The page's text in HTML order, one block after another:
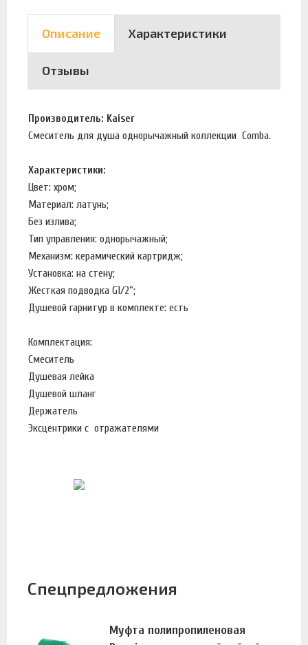
Описание Характеристики
Отзывы
Производитель: Kaiser
Смеситель для душа однорычажный коллекции Comba.
Характеристики:
Цвет: хром;
Материал: латунь;
Без излива;
Тип управления: однорычажный;
Механизм: керамический картридж;
Установка: на стену;
Жесткая подводка G1/2”;
Душевой гарнитур в комплекте: есть
Комплектация:
Смеситель
Душевая лейка
Душевой шланг
Держатель
Эксцентрики с отражателями
Спецпредложения
Муфта полипропиленовая